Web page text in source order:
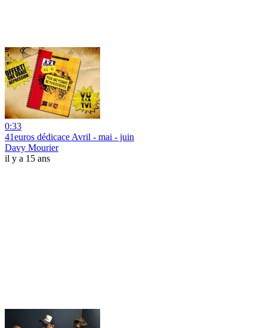
0:33
41euros dédicace Avril - mai - juin
Davy Mourier
il y a 15 ans